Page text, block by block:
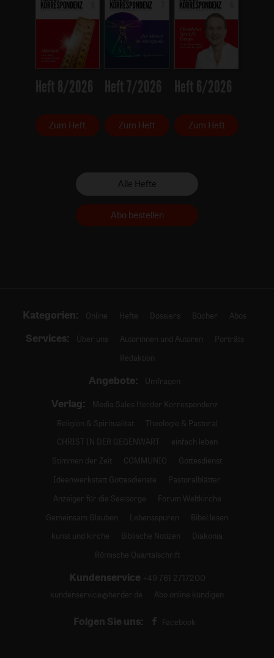
Heft 8/2026
Zum Heft
Heft 7/2026
Zum Heft
Heft 6/2026
Zum Heft
Alle Hefte
Abo bestellen
Kategorien: Online Hefte Dossiers Bücher Abos
Services: Über uns Autorinnen und Autoren
Porträts
Redaktion
Angebote: Umfragen
Verlag:
Media Sales Herder Korrespondenz
Religion & Spiritualität
Theologie & Pastoral
CHRIST IN DER GEGENWART
einfach leben
Stimmen der Zeit
COMMUNIO
Gottesdienst
Ideenwerkstatt Gottesdienste
Pastoralblätter
Anzeiger für die Seelsorge
Forum Weltkirche
Gemeinsam Glauben
Lebensspuren
Bibel lesen
kunst und kirche
Biblische Notizen
Diakonia
Römische Quartalschrift
Kundenservice +49 761 2717200
kundenservice@herder.de
Abo online kündigen
Folgen Sie uns: Facebook